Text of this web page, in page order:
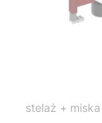
stelaż +